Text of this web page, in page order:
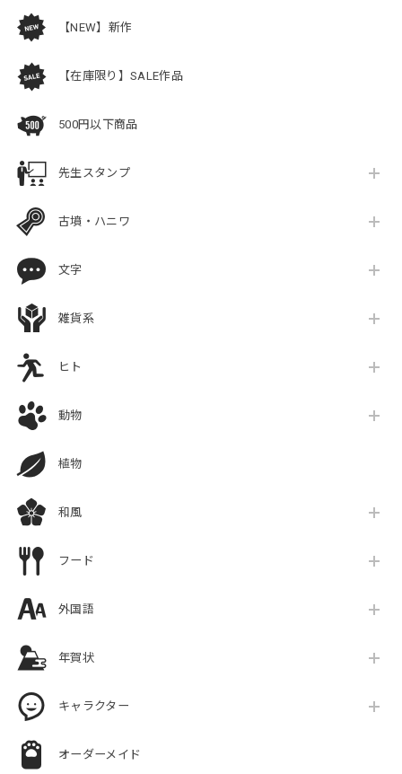
【NEW】新作
【在庫限り】SALE作品
500円以下商品
先生スタンプ
古墳・ハニワ
文字
雑貨系
ヒト
動物
植物
和風
フード
外国語
年賀状
キャラクター
オーダーメイド